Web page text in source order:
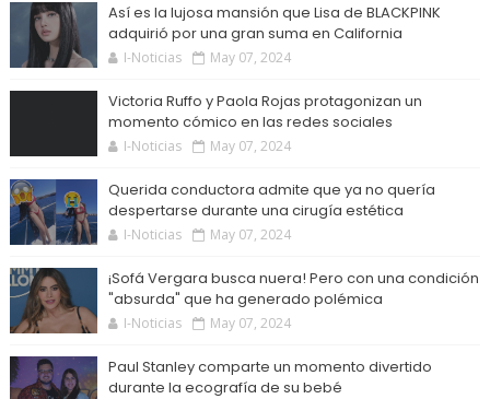
Así es la lujosa mansión que Lisa de BLACKPINK
adquirió por una gran suma en California
I-Noticias May 07, 2024
Victoria Ruffo y Paola Rojas protagonizan un
momento cómico en las redes sociales
I-Noticias May 07, 2024
Querida conductora admite que ya no quería
despertarse durante una cirugía estética
I-Noticias May 07, 2024
¡Sofá Vergara busca nuera! Pero con una condición
"absurda" que ha generado polémica
I-Noticias May 07, 2024
Paul Stanley comparte un momento divertido
durante la ecografía de su bebé